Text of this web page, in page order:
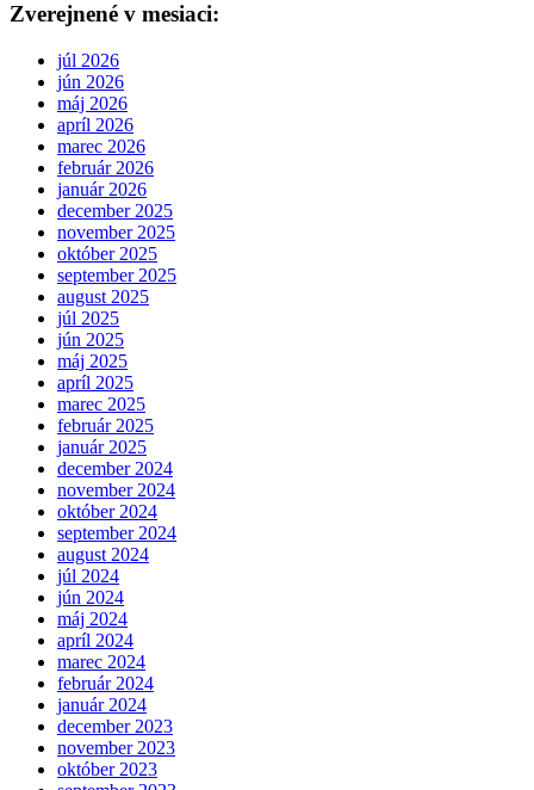
Zverejnené v mesiaci:
júl 2026
jún 2026
máj 2026
apríl 2026
marec 2026
február 2026
január 2026
december 2025
november 2025
október 2025
september 2025
august 2025
júl 2025
jún 2025
máj 2025
apríl 2025
marec 2025
február 2025
január 2025
december 2024
november 2024
október 2024
september 2024
august 2024
júl 2024
jún 2024
máj 2024
apríl 2024
marec 2024
február 2024
január 2024
december 2023
november 2023
október 2023